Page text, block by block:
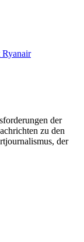
Ryanair
der
zu den
der